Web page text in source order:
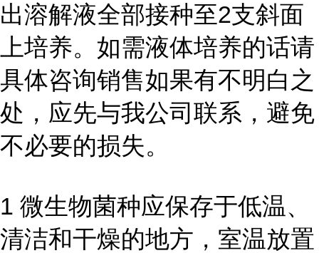
出溶解液全部接种至2支斜面
上培养。如需液体培养的话请
具体咨询销售如果有不明白之
处，应先与我公司联系，避免
不必要的损失。
1 微生物菌种应保存于低温、
清洁和干燥的地方，室温放置